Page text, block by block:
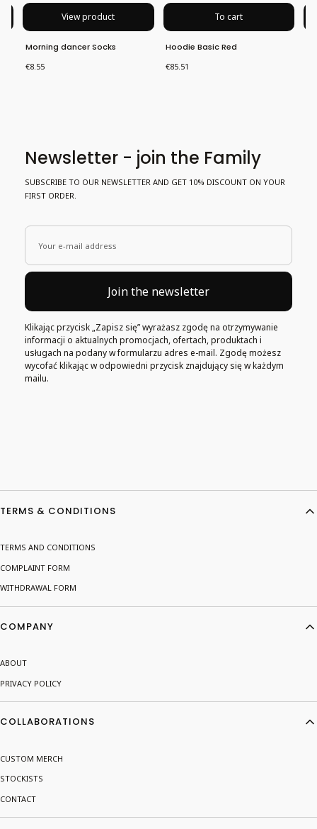
View product
Morning dancer Socks
Price
€8.55
To cart
Hoodie Basic Red
Price
€85.51
Newsletter - join the Family
SUBSCRIBE TO OUR NEWSLETTER AND GET 10% DISCOUNT ON YOUR
FIRST ORDER.
Your e-mail address
Join the newsletter
Klikając przycisk „Zapisz się” wyrażasz zgodę na otrzymywanie
informacji o aktualnych promocjach, ofertach, produktach i
usługach na podany w formularzu adres e-mail. Zgodę możesz
wycofać klikając w odpowiedni przycisk znajdujący się w każdym
mailu.
Footer menu
TERMS & CONDITIONS
TERMS AND CONDITIONS
COMPLAINT FORM
WITHDRAWAL FORM
COMPANY
ABOUT
PRIVACY POLICY
COLLABORATIONS
CUSTOM MERCH
STOCKISTS
CONTACT